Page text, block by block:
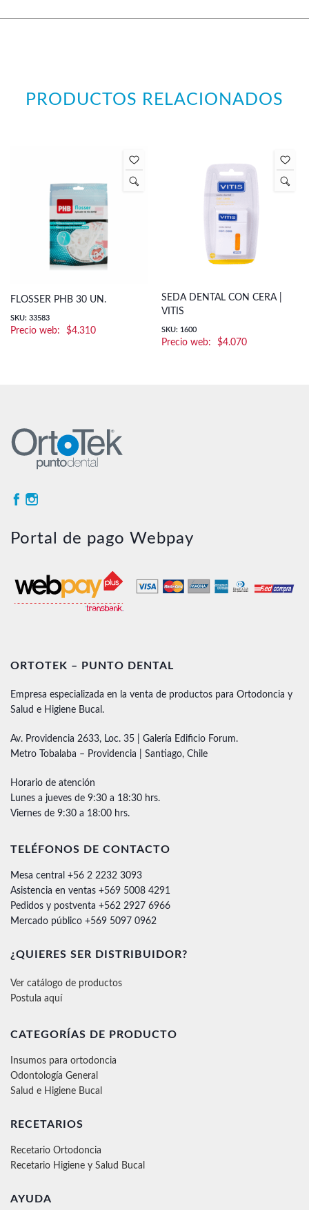
PRODUCTOS RELACIONADOS
FLOSSER PHB 30 UN.
SKU: 33583
$4.310
SEDA DENTAL CON CERA |
VITIS
SKU: 1600
$4.070
Portal de pago Webpay
ORTOTEK – PUNTO DENTAL
Empresa especializada en la venta de productos para Ortodoncia y
Salud e Higiene Bucal.
Av. Providencia 2633, Loc. 35 | Galería Edificio Forum.
Metro Tobalaba – Providencia | Santiago, Chile
Horario de atención
Lunes a jueves de 9:30 a 18:30 hrs.
Viernes de 9:30 a 18:00 hrs.
TELÉFONOS DE CONTACTO
Mesa central +56 2 2232 3093
Asistencia en ventas +569 5008 4291
Pedidos y postventa +562 2927 6966
Mercado público +569 5097 0962
¿QUIERES SER DISTRIBUIDOR?
Ver catálogo de productos
Postula aquí
CATEGORÍAS DE PRODUCTO
Insumos para ortodoncia
Odontología General
Salud e Higiene Bucal
RECETARIOS
Recetario Ortodoncia
Recetario Higiene y Salud Bucal
AYUDA